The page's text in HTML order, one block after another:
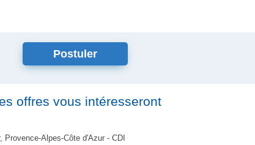
offres vous intéresseront
Provence-Alpes-Côte d'Azur - CDI